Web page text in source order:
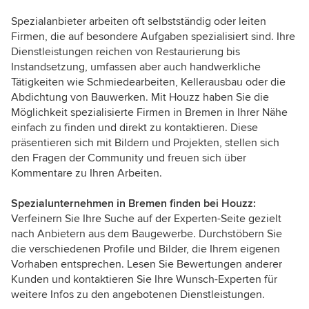
Spezialanbieter arbeiten oft selbstständig oder leiten
Firmen, die auf besondere Aufgaben spezialisiert sind. Ihre
Dienstleistungen reichen von Restaurierung bis
Instandsetzung, umfassen aber auch handwerkliche
Tätigkeiten wie Schmiedearbeiten, Kellerausbau oder die
Abdichtung von Bauwerken. Mit Houzz haben Sie die
Möglichkeit spezialisierte Firmen in Bremen in Ihrer Nähe
einfach zu finden und direkt zu kontaktieren. Diese
präsentieren sich mit Bildern und Projekten, stellen sich
den Fragen der Community und freuen sich über
Kommentare zu Ihren Arbeiten.
Spezialunternehmen in Bremen finden bei Houzz:
Verfeinern Sie Ihre Suche auf der Experten-Seite gezielt
nach Anbietern aus dem Baugewerbe. Durchstöbern Sie
die verschiedenen Profile und Bilder, die Ihrem eigenen
Vorhaben entsprechen. Lesen Sie Bewertungen anderer
Kunden und kontaktieren Sie Ihre Wunsch-Experten für
weitere Infos zu den angebotenen Dienstleistungen.